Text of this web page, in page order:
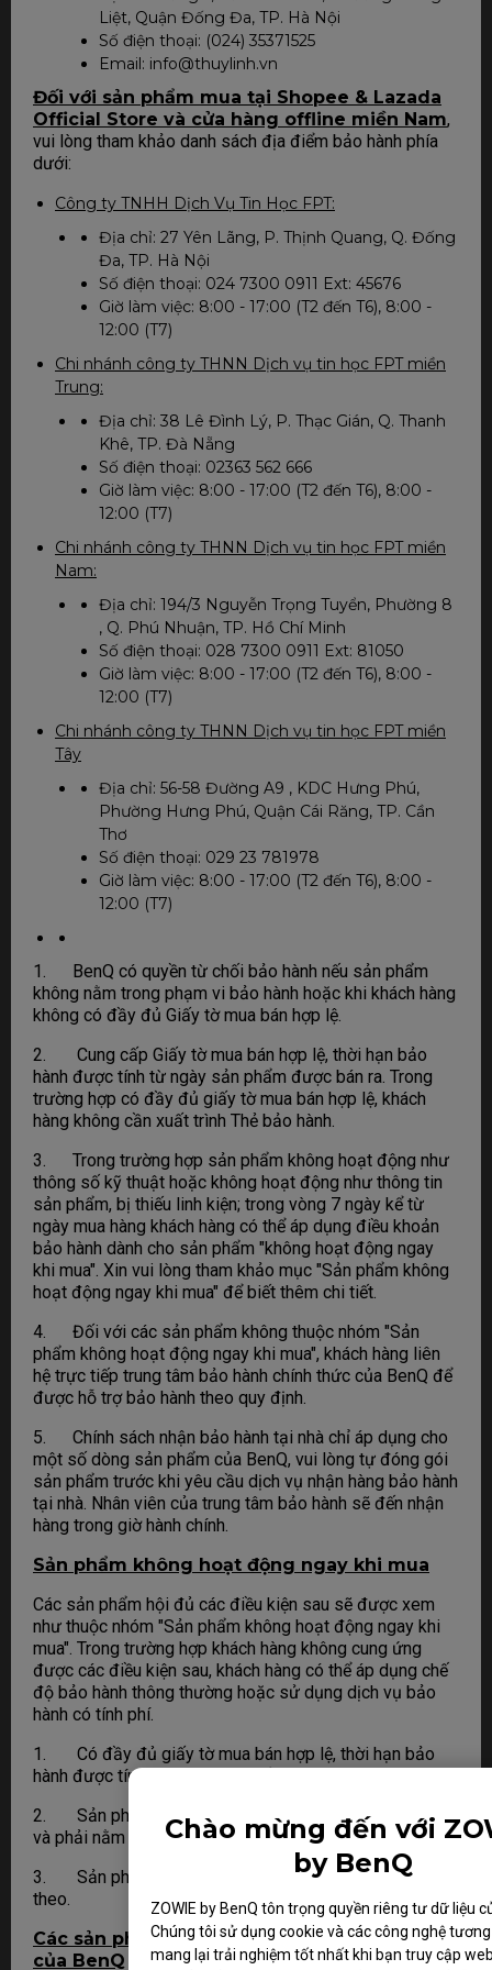
Chào mừng đến với
by BenQ
ZOWIE by BenQ tôn trọng quyền riêng tư dữ liệu
Chúng tôi sử dụng cookie và các công nghệ
mang lại trải nghiệm tốt nhất khi bạn truy cập
Liệt, Quận Đống Đa, TP. Hà Nội
Số điện thoại: (024) 35371525
Email: info@thuylinh.vn
Đối với sản phẩm mua tại Shopee & Lazada
Official Store và cửa hàng offline miền Nam,
vui lòng tham khảo danh sách địa điểm bảo hành phía
dưới:
Công ty TNHH Dịch Vụ Tin Học FPT:
Địa chỉ: 27 Yên Lãng, P. Thịnh Quang, Q. Đống
Đa, TP. Hà Nội
Số điện thoại: 024 7300 0911 Ext: 45676
Giờ làm việc: 8:00 - 17:00 (T2 đến T6), 8:00 -
12:00 (T7)
Chi nhánh công ty THNN Dịch vụ tin học FPT miền
Trung:
Địa chỉ: 38 Lê Đình Lý, P. Thạc Gián, Q. Thanh
Khê, TP. Đà Nẵng
Số điện thoại: 02363 562 666
Giờ làm việc: 8:00 - 17:00 (T2 đến T6), 8:00 -
12:00 (T7)
Chi nhánh công ty THNN Dịch vụ tin học FPT miền
Nam:
Địa chỉ: 194/3 Nguyễn Trọng Tuyển, Phường 8
, Q. Phú Nhuận, TP. Hồ Chí Minh
Số điện thoại: 028 7300 0911 Ext: 81050
Giờ làm việc: 8:00 - 17:00 (T2 đến T6), 8:00 -
12:00 (T7)
Chi nhánh công ty THNN Dịch vụ tin học FPT miền
Tây
Địa chỉ: 56-58 Đường A9 , KDC Hưng Phú,
Phường Hưng Phú, Quận Cái Răng, TP. Cần
Thơ
Số điện thoại: 029 23 781978
Giờ làm việc: 8:00 - 17:00 (T2 đến T6), 8:00 -
12:00 (T7)
1. BenQ có quyền từ chối bảo hành nếu sản phẩm
không nằm trong phạm vi bảo hành hoặc khi khách hàng
không có đầy đủ Giấy tờ mua bán hợp lệ.
2. Cung cấp Giấy tờ mua bán hợp lệ, thời hạn bảo
hành được tính từ ngày sản phẩm được bán ra. Trong
trường hợp có đầy đủ giấy tờ mua bán hợp lệ, khách
hàng không cần xuất trình Thẻ bảo hành.
3. Trong trường hợp sản phẩm không hoạt động như
thông số kỹ thuật hoặc không hoạt động như thông tin
sản phẩm, bị thiếu linh kiện; trong vòng 7 ngày kể từ
ngày mua hàng khách hàng có thể áp dụng điều khoản
bảo hành dành cho sản phẩm "không hoạt động ngay
khi mua". Xin vui lòng tham khảo mục "Sản phẩm không
hoạt động ngay khi mua" để biết thêm chi tiết.
4. Đối với các sản phẩm không thuộc nhóm "Sản
phẩm không hoạt động ngay khi mua", khách hàng liên
hệ trực tiếp trung tâm bảo hành chính thức của BenQ để
được hỗ trợ bảo hành theo quy định.
5. Chính sách nhận bảo hành tại nhà chỉ áp dụng cho
một số dòng sản phẩm của BenQ, vui lòng tự đóng gói
sản phẩm trước khi yêu cầu dịch vụ nhận hàng bảo hành
tại nhà. Nhân viên của trung tâm bảo hành sẽ đến nhận
hàng trong giờ hành chính.
Sản phẩm không hoạt động ngay khi mua
Các sản phẩm hội đủ các điều kiện sau sẽ được xem
như thuộc nhóm "Sản phẩm không hoạt động ngay khi
mua". Trong trường hợp khách hàng không cung ứng
được các điều kiện sau, khách hàng có thể áp dụng chế
độ bảo hành thông thường hoặc sử dụng dịch vụ bảo
hành có tính phí.
1. Có đầy đủ giấy tờ mua bán hợp lệ, thời hạn bảo
hành được tính từ ngày sản phẩm được bán ra.
2. Sản phẩm không bị hư hại do tác động bên ngoài
và phải nằm trong phạm vi bảo hành của BenQ
3. Sản phẩm phải có đầy đủ hộp và phụ kiện kèm
theo.
Các sản phẩm nằm ngoài phạm vi bảo hành
của BenQ